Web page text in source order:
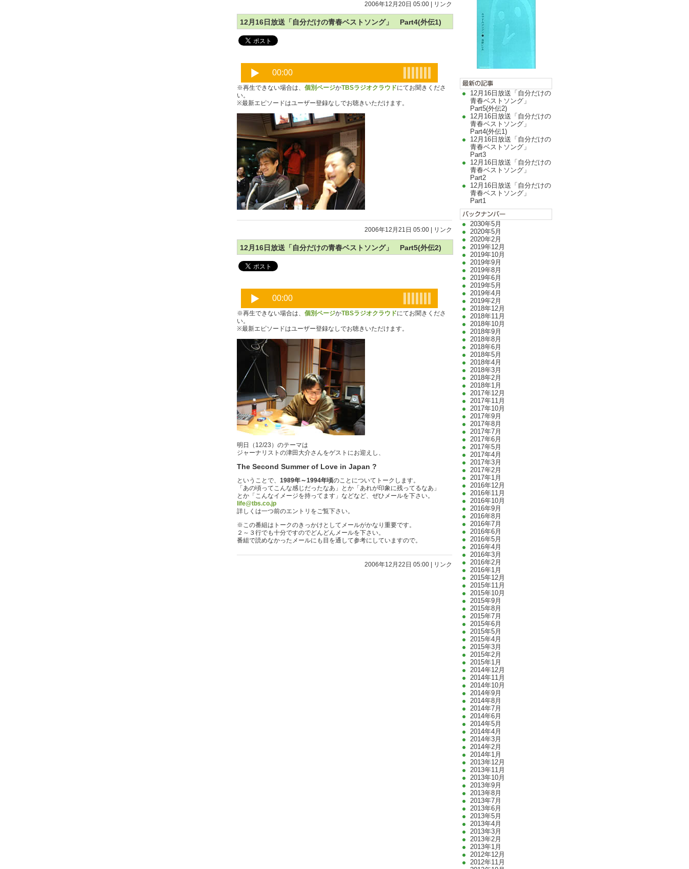
12月16日放送「自分だけの
青春ベストソング」
Part5(外伝2)
12月16日放送「自分だけの
青春ベストソング」
Part4(外伝1)
12月16日放送「自分だけの
青春ベストソング」
Part3
12月16日放送「自分だけの
青春ベストソング」
Part2
12月16日放送「自分だけの
青春ベストソング」
Part1
2030年5月
2020年5月
2020年2月
2019年12月
2019年10月
2019年9月
2019年8月
2019年6月
2019年5月
2019年4月
2019年2月
2018年12月
2018年11月
2018年10月
2018年9月
2018年8月
2018年6月
2018年5月
2018年4月
2018年3月
2018年2月
2018年1月
2017年12月
2017年11月
2017年10月
2017年9月
2017年8月
2017年7月
2017年6月
2017年5月
2017年4月
2017年3月
2017年2月
2017年1月
2016年12月
2016年11月
2016年10月
2016年9月
2016年8月
2016年7月
2016年6月
2016年5月
2016年4月
2016年3月
2016年2月
2016年1月
2015年12月
2015年11月
2015年10月
2015年9月
2015年8月
2015年7月
2015年6月
2015年5月
2015年4月
2015年3月
2015年2月
2015年1月
2014年12月
2014年11月
2014年10月
2014年9月
2014年8月
2014年7月
2014年6月
2014年5月
2014年4月
2014年3月
2014年2月
2014年1月
2013年12月
2013年11月
2013年10月
2013年9月
2013年8月
2013年7月
2013年6月
2013年5月
2013年4月
2013年3月
2013年2月
2013年1月
2012年12月
2012年11月
2006年12月20日 05:00 リンク
12月16日放送「自分だけの青春ベストソング」 Part4(外伝1)
※再生できない場合は、 個別ページかTBSラジオクラウドにてお聞きくださ
い。
※最新エピソードはユーザー登録なしでお聴きいただけます。
2006年12月21日 05:00 リンク
12月16日放送「自分だけの青春ベストソング」 Part5(外伝2)
※再生できない場合は、 個別ページかTBSラジオクラウドにてお聞きくださ
い。
※最新エピソードはユーザー登録なしでお聴きいただけます。
明日（12/23）のテーマは
ジャーナリストの津田大介さんをゲストにお迎えし、
The Second Summer of Love in Japan ?
ということで、 1989年～1994年頃のことについてトークします。
「あの頃ってこんな感じだったなあ」とか「あれが印象に残ってるなあ」
とか「こんなイメージを持ってます」などなど、ぜひメールを下さい。
life@tbs.co.jp
詳しくは一つ前のエントリをご覧下さい。
※この番組はトークのきっかけとしてメールがかなり重要です。
２～３行でも十分ですのでどんどんメールを下さい。
番組で読めなかったメールにも目を通して参考にしていますので。
2006年12月22日 05:00 リンク